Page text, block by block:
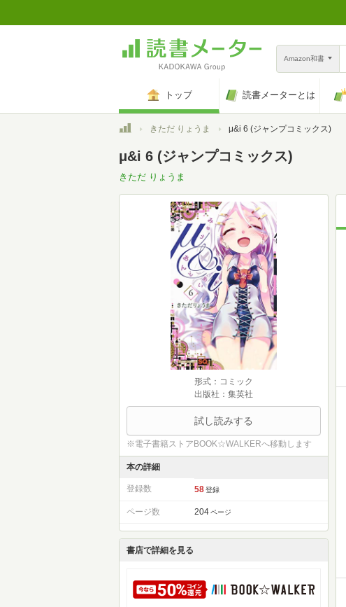
Amazon和書
トップ 読書メーターとは
トップきただ りょうま μ&i 6 (ジャンプコミックス)
μ&i 6 (ジャンプコミックス)
きただ りょうま
形式：コミック
出版社：集英社
試し読みする
※電子書籍ストアBOOK☆WALKERへ移動します
本の詳細
登録数 58 登録
ページ数 204 ページ
書店で詳細を見る